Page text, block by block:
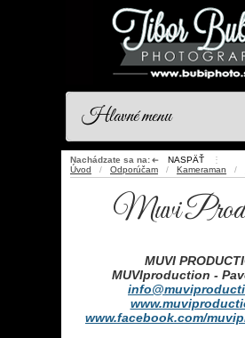
Hlavné menu
Nachádzate sa na:➜ NASPÄŤ
⋮
Úvod
/ Odporúčam / Kameraman /
Muvi
MUVI
MUVIproduction -
www.facebook.com/